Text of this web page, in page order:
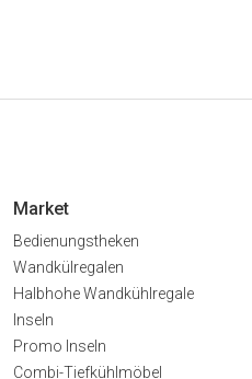
Market
Bedienungstheken
Wandkülregalen
Halbhohe Wandkühlregale
Inseln
Promo Inseln
Combi-Tiefkühlmöbel